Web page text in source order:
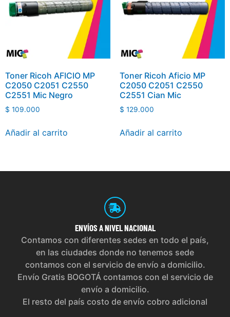
Toner Ricoh AFICIO MP
C2050 C2051 C2550
C2551 Mic Negro
$ 109.000
Añadir al carrito
Toner Ricoh Aficio MP
C2050 C2051 C2550
C2551 Cian Mic
$ 129.000
Añadir al carrito
ENVÍOS A NIVEL NACIONAL
Contamos con diferentes sedes en todo el país,
en las ciudades donde no tenemos sede
contamos con el servicio de envío a domicilio.
Envío Gratis BOGOTÁ contamos con el servicio de
envío a domicilio.
El resto del país costo de envío cobro adicional